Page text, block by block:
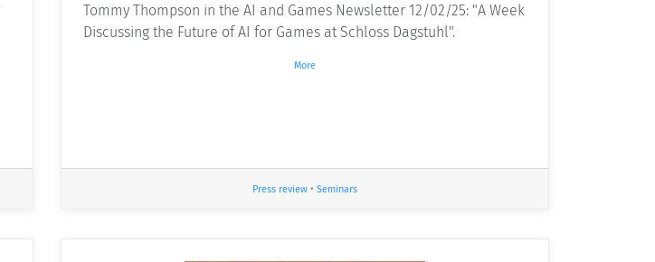
Tommy Thompson in the AI and Games Newsletter 12/02/25: "A Week
Discussing the Future of AI for Games at Schloss Dagstuhl".
More
Press review • Seminars